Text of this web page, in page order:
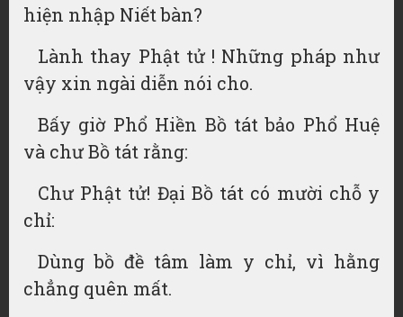
hiện nhập Niết bàn?
Lành thay Phật tử ! Những pháp như
vậy xin ngài diễn nói cho.
Bấy giờ Phổ Hiền Bồ tát bảo Phổ Huệ
và chư Bồ tát rằng:
Chư Phật tử! Đại Bồ tát có mười chỗ y
chỉ:
Dùng bồ đề tâm làm y chỉ, vì hằng
chẳng quên mất.